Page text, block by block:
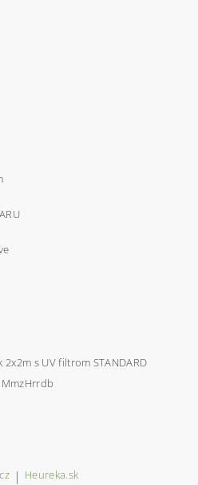
s UV filtrom STANDARD
MmzHrrdb
| Heureka.sk